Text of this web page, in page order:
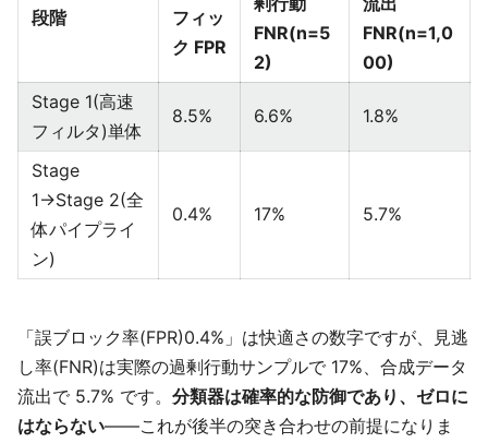
段階
フィッ
ク FPR
FNR(n=5
2)
FNR(n=1,0
00)
Stage 1(高速
フィルタ)単体
8.5% 6.6% 1.8%
Stage
1→Stage 2(全
体パイプライ
ン)
0.4% 17% 5.7%
「誤ブロック率(FPR)0.4%」は快適さの数字ですが、見逃
し率(FNR)は実際の過剰行動サンプルで 17%、合成データ
流出で 5.7% です。 分類器は確率的な防御であり、ゼロに
はならない——これが後半の突き合わせの前提になりま